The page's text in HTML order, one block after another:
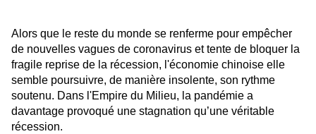
Alors que le reste du monde se renferme pour empêcher
de nouvelles vagues de coronavirus et tente de bloquer la
fragile reprise de la récession, l'économie chinoise elle
semble poursuivre, de manière insolente, son rythme
soutenu. Dans l'Empire du Milieu, la pandémie a
davantage provoqué une stagnation qu’une véritable
récession.